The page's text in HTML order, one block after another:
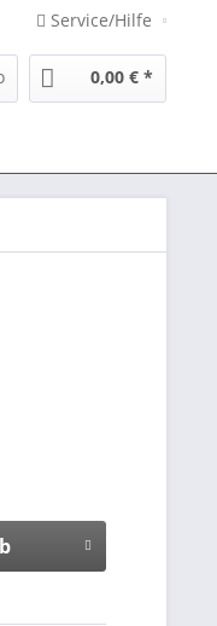
Service/Hilfe
0,00 € *